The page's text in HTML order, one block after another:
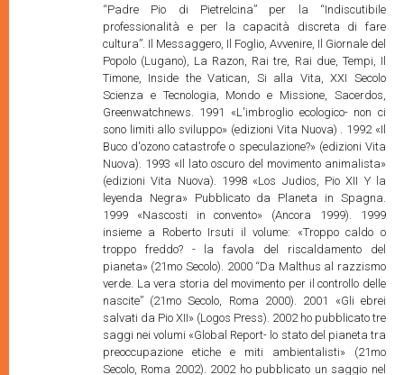
“Padre Pio di Pietrelcina” per la “Indiscutibile
professionalità e per la capacità discreta di fare
cultura”. Il Messaggero, Il Foglio, Avvenire, Il Giornale del
Popolo (Lugano), La Razon, Rai tre, Rai due, Tempi, Il
Timone, Inside the Vatican, Si alla Vita, XXI Secolo
Scienza e Tecnologia, Mondo e Missione, Sacerdos,
Greenwatchnews. 1991 «L'imbroglio ecologico- non ci
sono limiti allo sviluppo» (edizioni Vita Nuova) . 1992 «Il
Buco d'ozono catastrofe o speculazione?» (edizioni Vita
Nuova). 1993 «Il lato oscuro del movimento animalista»
(edizioni Vita Nuova). 1998 «Los Judios, Pio XII Y la
leyenda Negra» Pubblicato da Planeta in Spagna.
1999 «Nascosti in convento» (Ancora 1999). 1999
insieme a Roberto Irsuti il volume: «Troppo caldo o
troppo freddo? - la favola del riscaldamento del
pianeta» (21mo Secolo). 2000 “Da Malthus al razzismo
verde. La vera storia del movimento per il controllo delle
nascite” (21mo Secolo, Roma 2000). 2001 «Gli ebrei
salvati da Pio XII» (Logos Press). 2002 ho pubblicato tre
saggi nei volumi «Global Report- lo stato del pianeta tra
preoccupazione etiche e miti ambientalisti» (21mo
Secolo, Roma 2002). 2002 ho pubblicato un saggio nel